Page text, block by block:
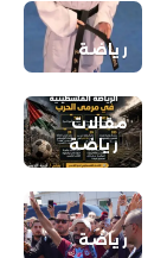
رياضة
مقالات
رياضة
رياضة